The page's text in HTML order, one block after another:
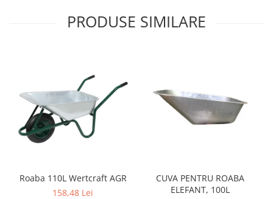
Zdrobitoare si teascuri
Zdrobitoare electrice & manuale
Zdrobitoare manuale
Masini de cusut si accesorii
Articole antidaunatori gradina
Sere si solarii
Unelte altoit
PRODUSE SIMILARE
Roaba 110L Wertcraft AGR
158,48 Lei
CUVA PENTRU ROABA
ELEFANT, 100L